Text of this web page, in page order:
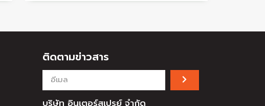
ติดตามข่าวสาร
บริษัท อินเตอร์สเปรย์ จำกัด